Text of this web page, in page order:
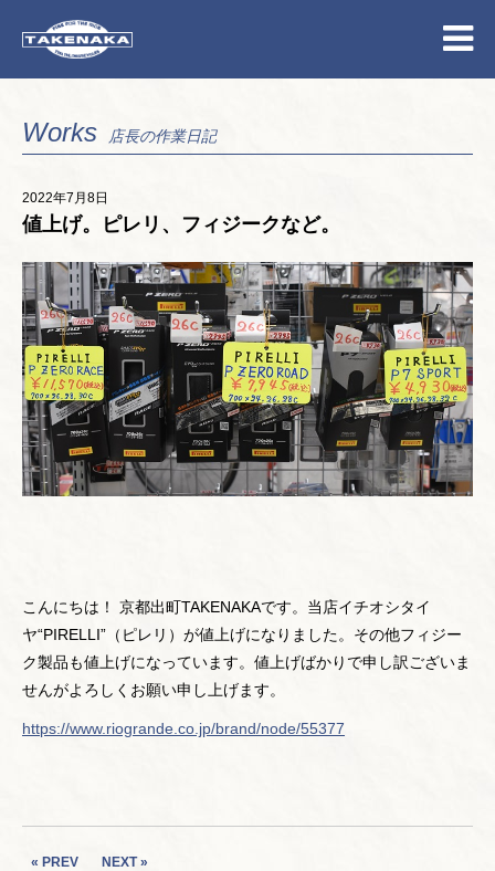
Works 店長の作業日記
2022年7月8日
値上げ。ピレリ、フィジークなど。
こんにちは！ 京都出町TAKENAKAです。当店イチオシタイ
ヤ“PIRELLI”（ピレリ）が値上げになりました。その他フィジー
ク製品も値上げになっています。値上げばかりで申し訳ございま
せんがよろしくお願い申し上げます。
https://www.riogrande.co.jp/brand/node/55377
« PREV
NEXT »